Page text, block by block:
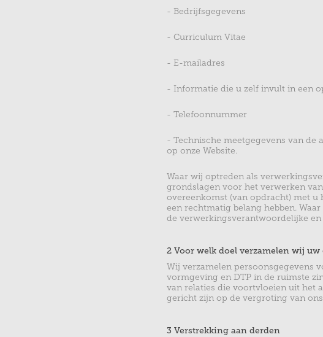
- Bedrijfsgegevens
- Curriculum Vitae
- E-mailadres
- Informatie die u zelf invult in een
- Telefoonnummer
- Technische meetgegevens van de
op onze Website.
Waar wij optreden als
grondslagen voor het verwerken
overeenkomst (van opdracht) met u
een rechtmatig belang hebben.
de verwerkingsverantwoordelijke
2 Voor welk doel verzamelen wij uw
Wij verzamelen persoonsgegevens
vormgeving en DTP in de ruimste
van relaties die voortvloeien uit het
gericht zijn op de vergroting van ons
3 Verstrekking aan derden